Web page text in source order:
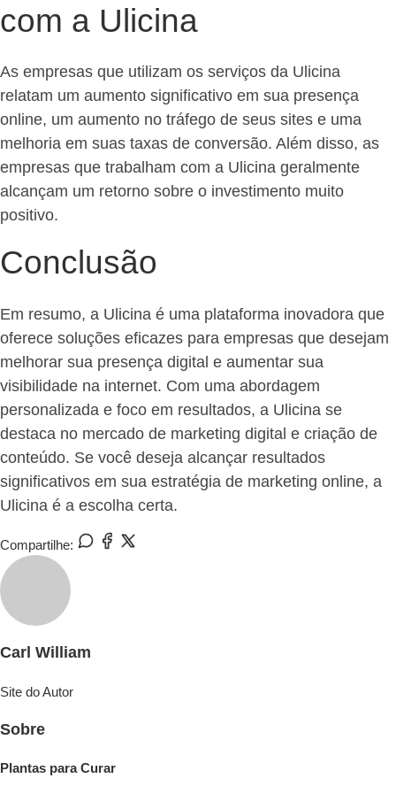
com a Ulicina
As empresas que utilizam os serviços da Ulicina
relatam um aumento significativo em sua presença
online, um aumento no tráfego de seus sites e uma
melhoria em suas taxas de conversão. Além disso, as
empresas que trabalham com a Ulicina geralmente
alcançam um retorno sobre o investimento muito
positivo.
Conclusão
Em resumo, a Ulicina é uma plataforma inovadora que
oferece soluções eficazes para empresas que desejam
melhorar sua presença digital e aumentar sua
visibilidade na internet. Com uma abordagem
personalizada e foco em resultados, a Ulicina se
destaca no mercado de marketing digital e criação de
conteúdo. Se você deseja alcançar resultados
significativos em sua estratégia de marketing online, a
Ulicina é a escolha certa.
Compartilhe:
Carl William
Site do Autor
Sobre
Plantas para Curar